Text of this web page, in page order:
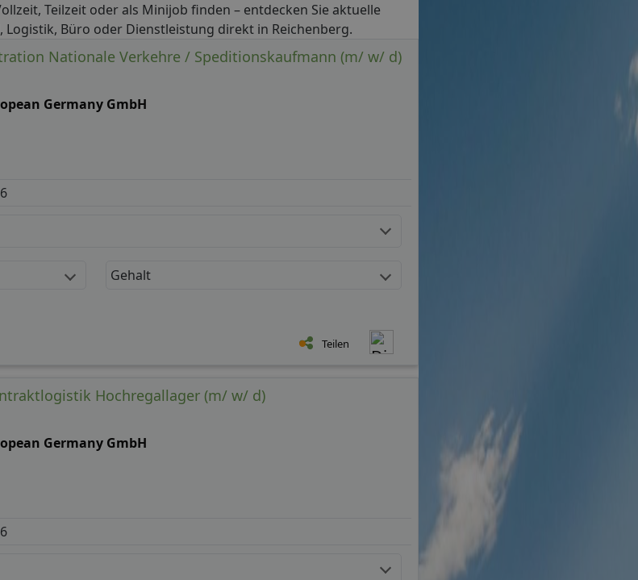
Teilzeit oder als Minijob finden – entdecken Sie aktuelle
Logistik, Büro oder Dienstleistung direkt in Reichenberg.
Nationale Verkehre / Speditionskaufmann (m/ w/ d)
Germany GmbH
Gehalt
Teilen
Hochregallager (m/ w/ d)
Germany GmbH